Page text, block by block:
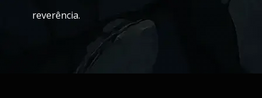
reverência.